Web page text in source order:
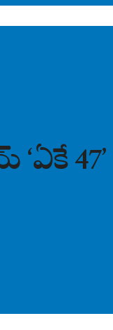
47’